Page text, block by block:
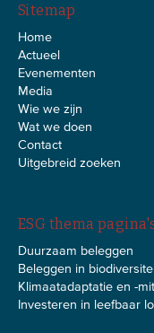
Sitemap
Home
Actueel
Evenementen
Media
Wie we zijn
Wat we doen
Contact
Uitgebreid zoeken
ESG thema
Duurzaam beleggen
Beleggen in
Klimaatadaptatie en -
Investeren in leefbaar